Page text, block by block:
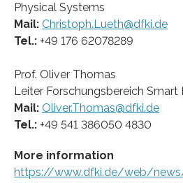
Physical Systems
Mail: Christoph.Lueth@dfki.de
Tel.: +49 176 62078289
Prof. Oliver Thomas
Leiter Forschungsbereich Smart
Mail: Oliver.Thomas@dfki.de
Tel.: +49 541 386050 4830
More information
https://www.dfki.de/web/